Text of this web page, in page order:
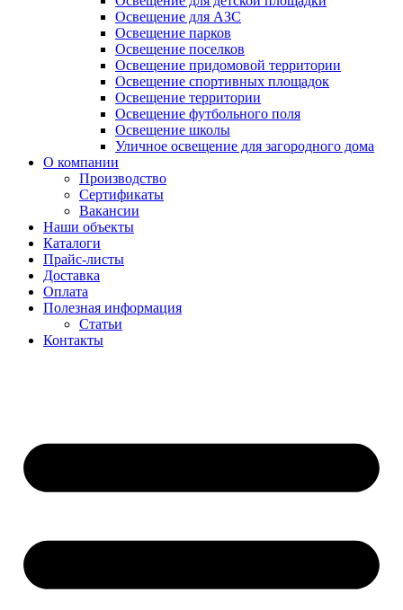
Освещение для АЗС
Освещение парков
Освещение поселков
Освещение придомовой территории
Освещение спортивных площадок
Освещение территории
Освещение футбольного поля
Освещение школы
Уличное освещение для загородного дома
О компании
Производство
Сертификаты
Вакансии
Наши объекты
Каталоги
Прайс-листы
Доставка
Оплата
Полезная информация
Статьи
Контакты